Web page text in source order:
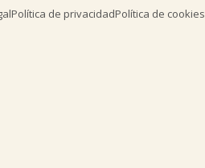
Política de privacidadPolítica de cookies